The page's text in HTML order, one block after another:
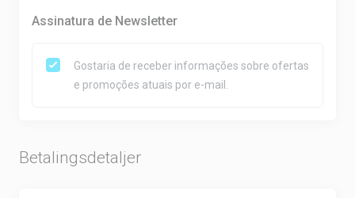
Assinatura de Newsletter
Gostaria de receber informações sobre ofertas
e promoções atuais por e-mail.
Betalingsdetaljer